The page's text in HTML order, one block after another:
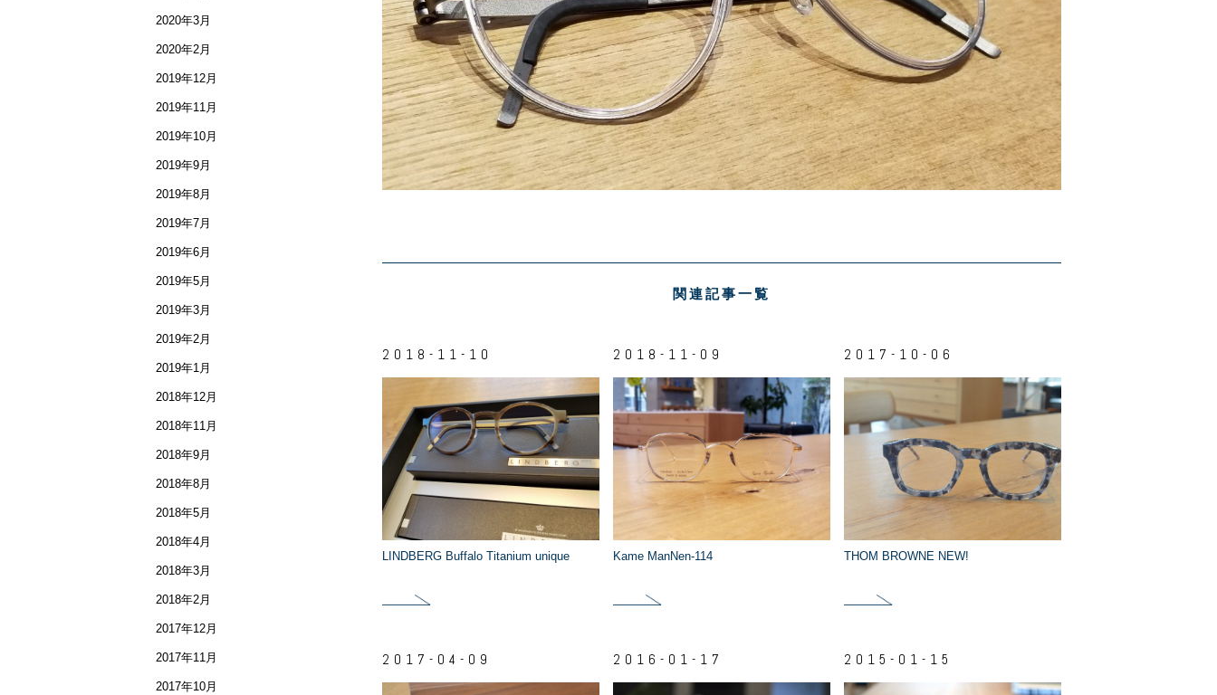
関連記事一覧
2018-11-10
LINDBERG Buffalo Titanium unique
2018-11-09
Kame ManNen-114
2017-10-06
THOM BROWNE NEW!
2017-04-09 2016-01-17 2015-01-15
2020年3月
2020年2月
2019年12月
2019年11月
2019年10月
2019年9月
2019年8月
2019年7月
2019年6月
2019年5月
2019年3月
2019年2月
2019年1月
2018年12月
2018年11月
2018年9月
2018年8月
2018年5月
2018年4月
2018年3月
2018年2月
2017年12月
2017年11月
2017年10月